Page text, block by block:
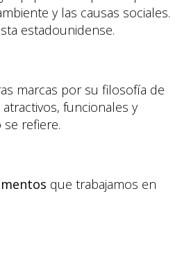
y las causas sociales.
estadounidense.
marcas por su filosofía de
funcionales y
refiere.
que trabajamos en